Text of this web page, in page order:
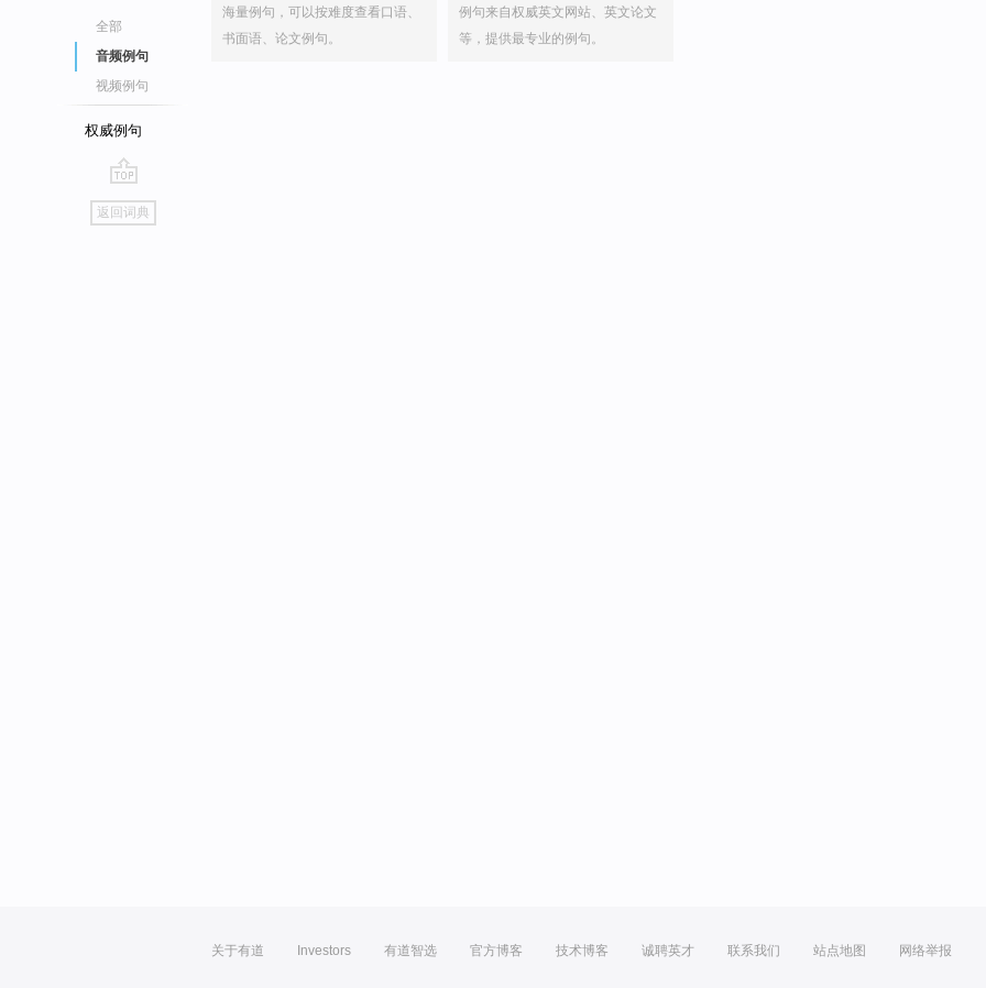
全部
音频例句
视频例句
权威例句
go
top
返回词典
海量例句，可以按难度查看口语、
书面语、论文例句。
例句来自权威英文网站、英文论文
等，提供最专业的例句。
关于有道 Investors 有道智选 官方博客 技术博客 诚聘英才 联系我们 站点地图 网络举报